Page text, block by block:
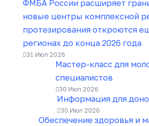
ФМБА России расширяет
новые центры комплексной
протезирования откроются
регионах до конца 2026 года
31 Июл 2026
Мастер-класс для
специалистов
30 Июл 2026
Информация для
30 Июл 2026
Обеспечение здоровья и